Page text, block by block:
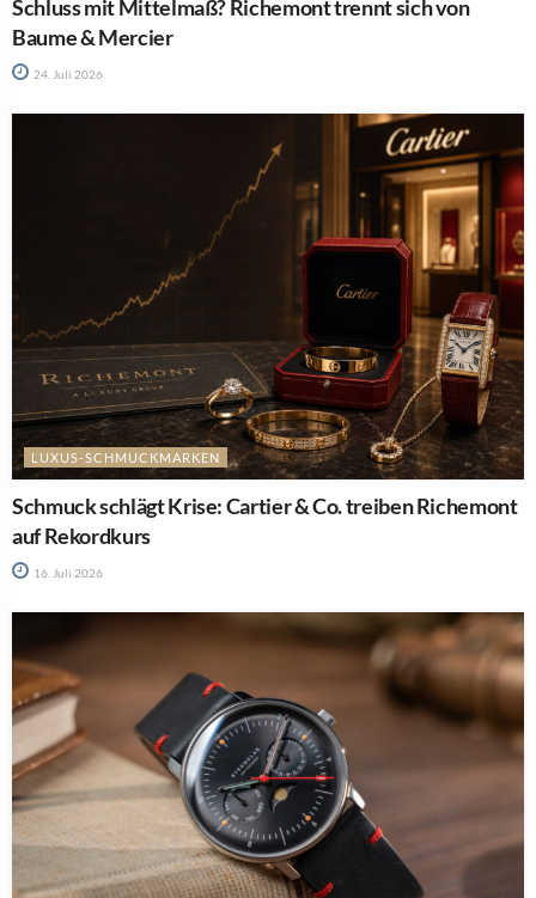
Schluss mit Mittelmaß? Richemont trennt sich von
Baume & Mercier
24. Juli 2026
LUXUS-SCHMUCKMARKEN
Schmuck schlägt Krise: Cartier & Co. treiben Richemont
auf Rekordkurs
16. Juli 2026